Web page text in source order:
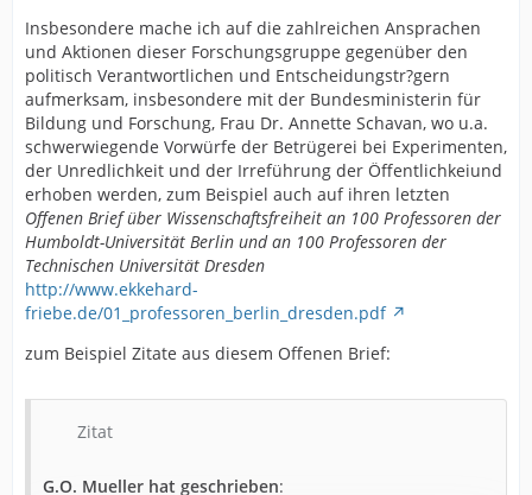
Insbesondere mache ich auf die zahlreichen Ansprachen
und Aktionen dieser Forschungsgruppe gegenüber den
politisch Verantwortlichen und Entscheidungstr?gern
aufmerksam, insbesondere mit der Bundesministerin für
Bildung und Forschung, Frau Dr. Annette Schavan, wo u.a.
schwerwiegende Vorwürfe der Betrügerei bei Experimenten,
der Unredlichkeit und der Irreführung der Öffentlichkeiund
erhoben werden, zum Beispiel auch auf ihren letzten
Offenen Brief über Wissenschaftsfreiheit an 100 Professoren der
Humboldt-Universität Berlin und an 100 Professoren der
Technischen Universität Dresden
http://www.ekkehard-
friebe.de/01_professoren_berlin_dresden.pdf
zum Beispiel Zitate aus diesem Offenen Brief:
Zitat
G.O. Mueller hat geschrieben: